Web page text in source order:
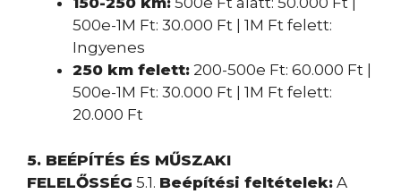
500e-1M Ft: 30.000 Ft | 1M Ft felett:
Ingyenes
250 km felett: 200-500e Ft: 60.000 Ft |
500e-1M Ft: 30.000 Ft | 1M Ft felett:
20.000 Ft
5. BEÉPÍTÉS ÉS MŰSZAKI
FELELŐSSÉG 5.1. Beépítési feltételek: A